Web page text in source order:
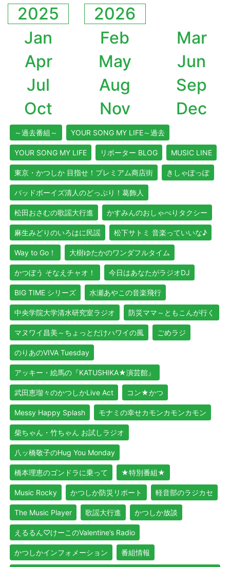
2025
2026
Jan
Feb
Mar
Apr
May
Jun
Jul
Aug
Sep
Oct
Nov Dec
～過去番組～ YOUR SONG MY LIFE～過去
YOUR SONG MY LIFE リポーター BLOG MUSIC LINE
東京・かつしか 目指せ！プレミアム商店街 きしゃぽっぽ
バッドボーイズ清人のどっぷり！葛飾人
松田おさむの歌謡大行進 かすみんのおしゃべりタクシー
麻生みどりのいろはに民謡 松下サトミ 音楽っていいな♪
Way to Go！ 大樹ゆたかのワンダフルタイム
かつぼう そなえチャオ！ 今日はあなたがラジオDJ
BIG TIME シリーズ 水瀬あやこの音楽飛行
中央学院大学清水研究室ラジオ 防災ママ～ともこんが行く
マヌワイ昌美～ちょっとだけハワイの風 ごめラジ
のりあのVIVA Tuesday
アッキー・絵馬の『KATUSHIKA★演芸館』
武田恵瑠々のかつしかLive Act コン★かつ
Messy Happy Splash モナミの幸せカモンカモンカモン
柴ちゃん・竹ちゃん お試しラジオ
八ッ橋敬子のHug You Monday
橋本理恵のゴンドラに乗って ★特別番組★
Music Rocky かつしか防災リポート 軽音部のラジカセ
The Music Player 歌謡大行進 かつしか放談
えるるん♡けーこのValentine’s Radio
かつしかインフォメーション 番組情報